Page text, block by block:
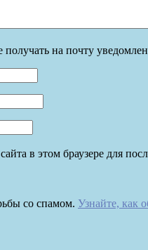
получать на почту
в этом браузере для
со спамом. Узнайте, как